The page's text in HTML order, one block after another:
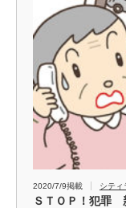
2020/7/9掲載 シティ
ＳＴＯＰ！犯罪